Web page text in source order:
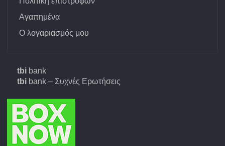
Αγαπημένα
Ο λογαριασμός μου
tbi bank
tbi bank – Συχνές Ερωτήσεις